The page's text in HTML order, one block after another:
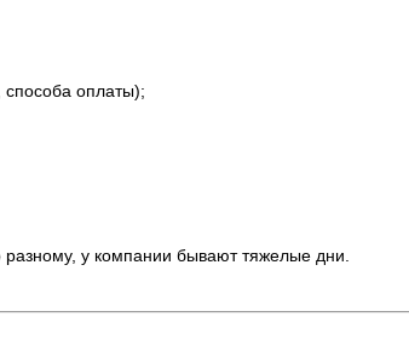
способа оплаты);
разному, у компании бывают тяжелые дни.